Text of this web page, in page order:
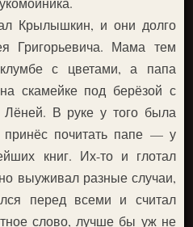
Крылышкин, и они долго
Григорьевича. Мама тем
с цветами, а папа
скамейке под берёзой с
В руке у того была
принёс почитать папе — у
книг. Их-то и глотал
выуживал разные случаи,
перед всеми и считал
слово, лучше бы уж не